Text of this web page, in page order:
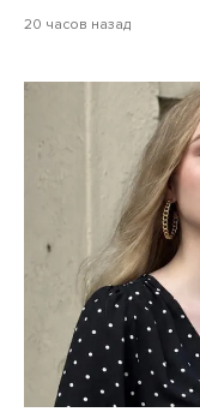
20 часов назад